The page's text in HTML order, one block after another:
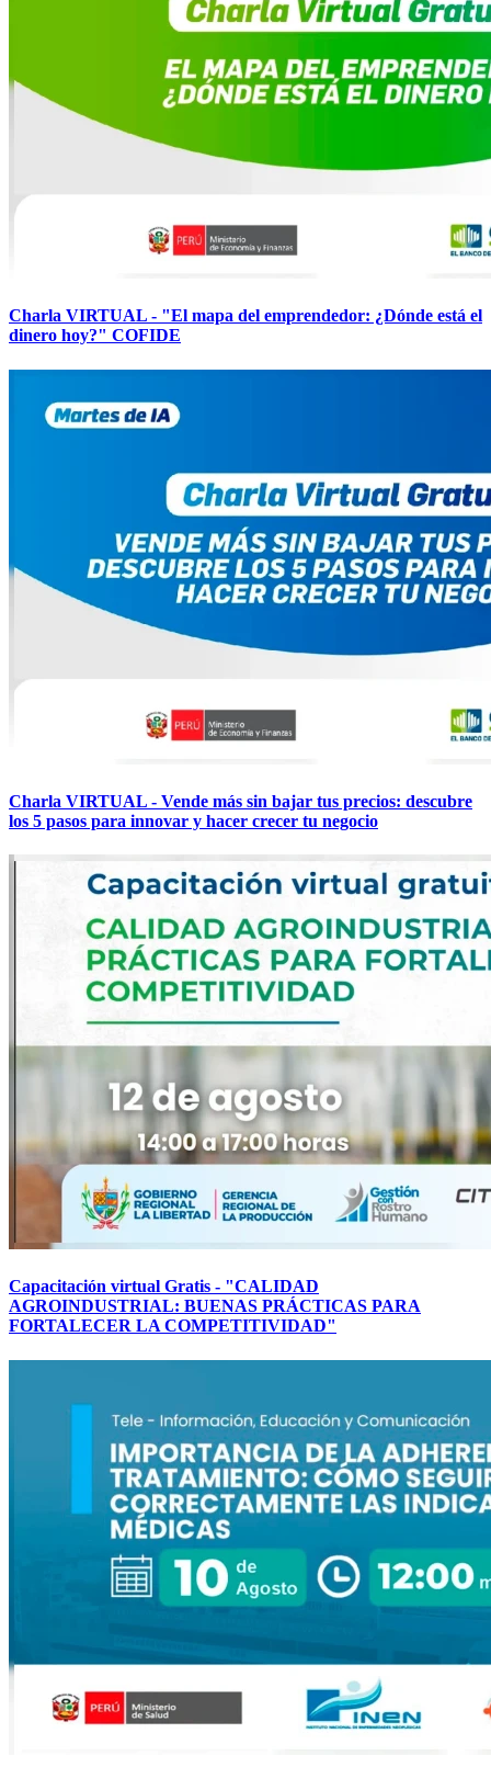
Charla VIRTUAL - "El mapa del emprendedor: ¿Dónde está el
dinero hoy?" COFIDE
Charla VIRTUAL - Vende más sin bajar tus precios: descubre
los 5 pasos para innovar y hacer crecer tu negocio
Capacitación virtual Gratis - "CALIDAD
AGROINDUSTRIAL: BUENAS PRÁCTICAS PARA
FORTALECER LA COMPETITIVIDAD"